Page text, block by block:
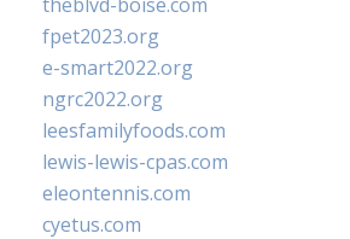
fpet2023.org
e-smart2022.org
ngrc2022.org
leesfamilyfoods.com
lewis-lewis-cpas.com
eleontennis.com
cyetus.com